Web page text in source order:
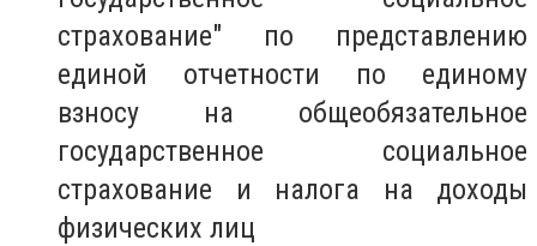
страхование" по представлению
единой отчетности по единому
взносу на общеобязательное
государственное социальное
страхование и налога на доходы
физических лиц